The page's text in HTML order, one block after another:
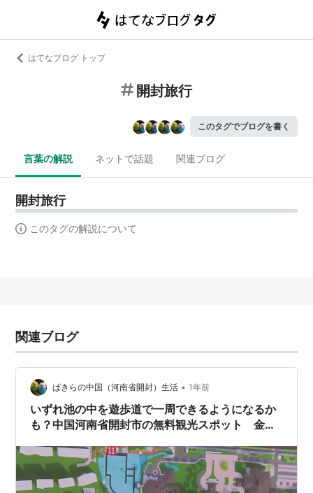
はてなブログ トップ
開封旅行
このタグでブログを書く
言葉の解説 ネットで話題 関連ブログ
開封旅行
このタグの解説について
関連ブログ
ぱきらの中国（河南省開封）生活 • 1年前
いずれ池の中を遊歩道で一周できるようになるか
も？中国河南省開封市の無料観光スポット 金明